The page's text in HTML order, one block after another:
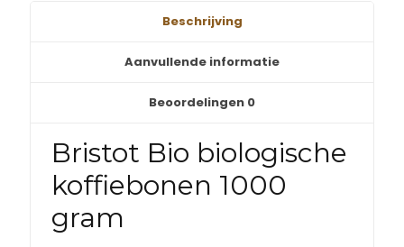
Beschrijving
Aanvullende informatie
Beoordelingen 0
Bristot Bio biologische
koffiebonen 1000
gram